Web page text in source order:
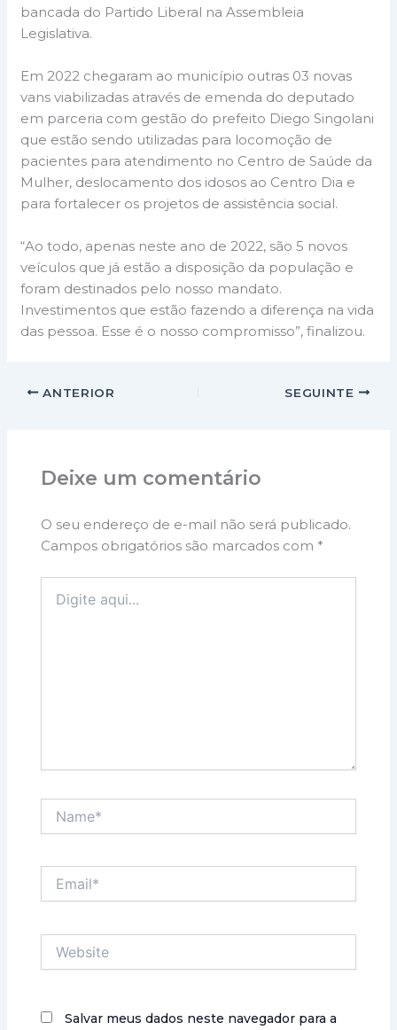
bancada do Partido Liberal na Assembleia
Legislativa.
Em 2022 chegaram ao município outras 03 novas
vans viabilizadas através de emenda do deputado
em parceria com gestão do prefeito Diego Singolani
que estão sendo utilizadas para locomoção de
pacientes para atendimento no Centro de Saúde da
Mulher, deslocamento dos idosos ao Centro Dia e
para fortalecer os projetos de assistência social.
“Ao todo, apenas neste ano de 2022, são 5 novos
veículos que já estão a disposição da população e
foram destinados pelo nosso mandato.
Investimentos que estão fazendo a diferença na vida
das pessoa. Esse é o nosso compromisso”, finalizou.
ANTERIOR SEGUINTE
Deixe um comentário
O seu endereço de e-mail não será publicado.
Campos obrigatórios são marcados com *
aqui...
Salvar meus dados neste navegador para a